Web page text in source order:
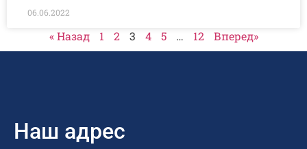
06.06.2022
« Назад 1 2 3 4 5 … 12 Вперед»
Наш адрес